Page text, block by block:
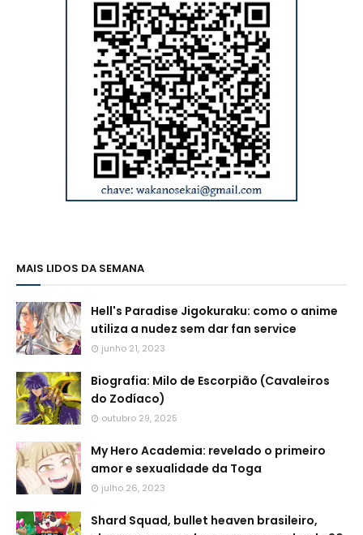
MAIS LIDOS DA SEMANA
Hell's Paradise Jigokuraku: como o anime
utiliza a nudez sem dar fan service
junho 21, 2023
Biografia: Milo de Escorpião (Cavaleiros
do Zodíaco)
outubro 29, 2025
My Hero Academia: revelado o primeiro
amor e sexualidade da Toga
julho 26, 2023
Shard Squad, bullet heaven brasileiro,